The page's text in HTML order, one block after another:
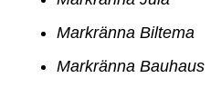
Markränna Biltema
Markränna Bauhaus